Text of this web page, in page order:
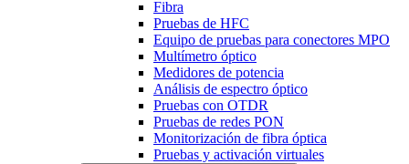
Fibra
Pruebas de HFC
Equipo de pruebas para conectores MPO
Multímetro óptico
Medidores de potencia
Análisis de espectro óptico
Pruebas con OTDR
Pruebas de redes PON
Monitorización de fibra óptica
Pruebas y activación virtuales